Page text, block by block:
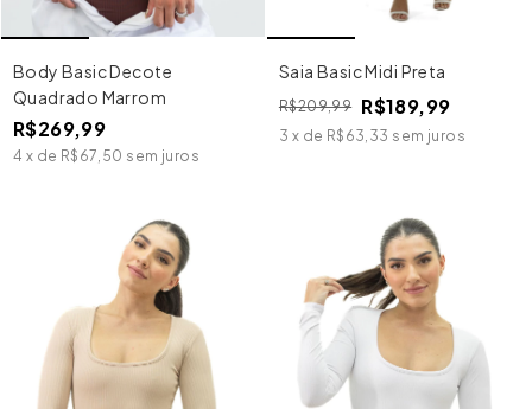
Body Basic Decote
Quadrado Marrom
R$269,99
4 x de R$67,50 sem juros
Saia Basic Midi Preta
R$209,99 R$189,99
3 x de R$63,33 sem juros